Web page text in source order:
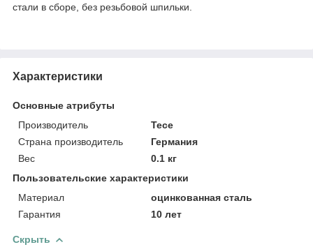
стали в сборе, без резьбовой шпильки.
Характеристики
Основные атрибуты
Производитель
Tece
Страна производитель
Германия
Вес
0.1 кг
Пользовательские характеристики
Материал
оцинкованная сталь
Гарантия
10 лет
Скрыть